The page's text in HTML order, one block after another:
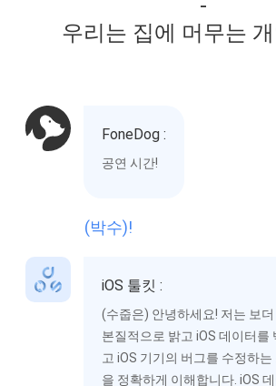
-
우리는 집에 머무는
(박수)!
iOS 툴킷 :
본질적으로 밝고 iOS 데이터를
을 정확하게 이해합니다. iOS 데
데이터 백업 및 복원 및 iOS 시
세 아들이 있습니다.